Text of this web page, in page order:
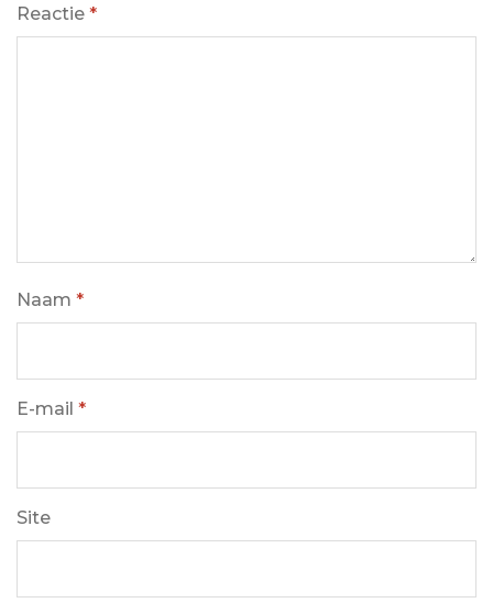
Reactie *
Naam *
E-mail *
Site